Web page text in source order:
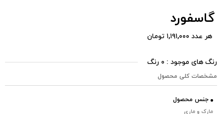
گاسفورد
هر عدد ۱,۱۹۱,۰۰۰ تومان
رنگ های موجود : ۰ رنگ
مشخصات کلی محصول
جنس محصول
مارک و ماری